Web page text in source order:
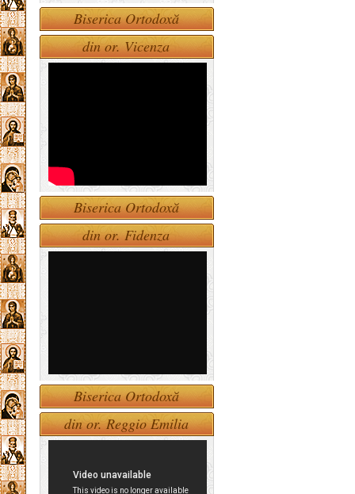
Biserica Ortodoxă
din or. Vicenza
Biserica Ortodoxă
din or. Fidenza
Biserica Ortodoxă
din or. Reggio Emilia